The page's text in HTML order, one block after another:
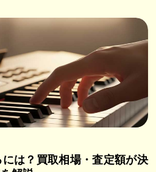
は？買取相場・査定額が決